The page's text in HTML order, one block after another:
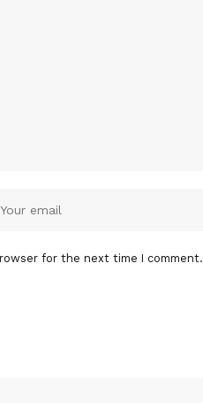
for the next time I comment.